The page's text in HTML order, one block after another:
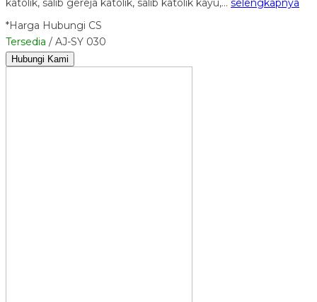
katolik, salib gereja katolik, salib katolik kayu,… selengkapnya
*Harga Hubungi CS
Tersedia / AJ-SY 030
Hubungi Kami